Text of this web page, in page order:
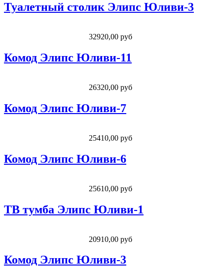
Туалетный столик Элипс Юливи-3
32920,00 руб
Комод Элипс Юливи-11
26320,00 руб
Комод Элипс Юливи-7
25410,00 руб
Комод Элипс Юливи-6
25610,00 руб
ТВ тумба Элипс Юливи-1
20910,00 руб
Комод Элипс Юливи-3